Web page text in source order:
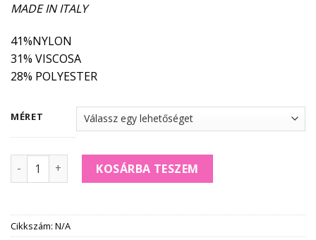
MADE IN ITALY
41%NYLON
31% VISCOSA
28% POLYESTER
MÉRET
AMELIA KÖTÖTT SZETT (ceruza szoknya+mellény) *navy
KOSÁRBA TESZEM
Cikkszám: N/A